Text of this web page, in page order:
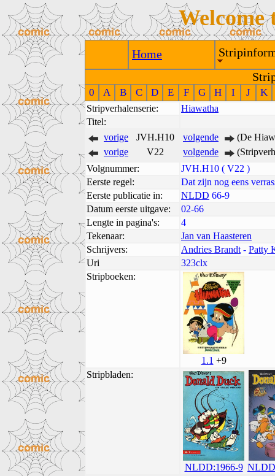
Welcome
Home
0 A B C D E F G H I J K
Stripverhalenserie:
Hiawatha
Titel:
vorige
JVH.H10 volgende
(De
vorige
V22 volgende
Volgnummer:
JVH.H10 ( V22 )
Eerste regel:
Dat zijn nog eens
Eerste publicatie in:
NLDD 66-9
Datum eerste uitgave:
02-66
Lengte in pagina's:
4
Tekenaar:
Jan van Haasteren
Schrijvers:
Andries Brandt - Patty
Uri
323clx
Stripboeken:
1.1 +9
Stripbladen:
NLDD:1966-9